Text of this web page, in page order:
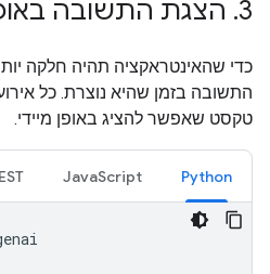
3
. הצגת התשובה
כדי שהאינטראקציה תהיה חלקה
התשובה בזמן שהיא נוצרת. כל
טקסט שאפשר להציג באופן מיידי.
Python
JavaScript